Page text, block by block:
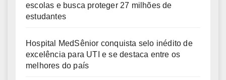
escolas e busca proteger 27 milhões de
estudantes
Hospital MedSênior conquista selo inédito de
excelência para UTI e se destaca entre os
melhores do país